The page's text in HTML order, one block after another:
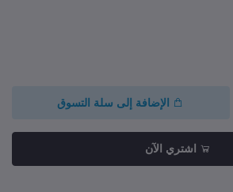
الإضافة إلى سلة التسوق
اشتري الآن